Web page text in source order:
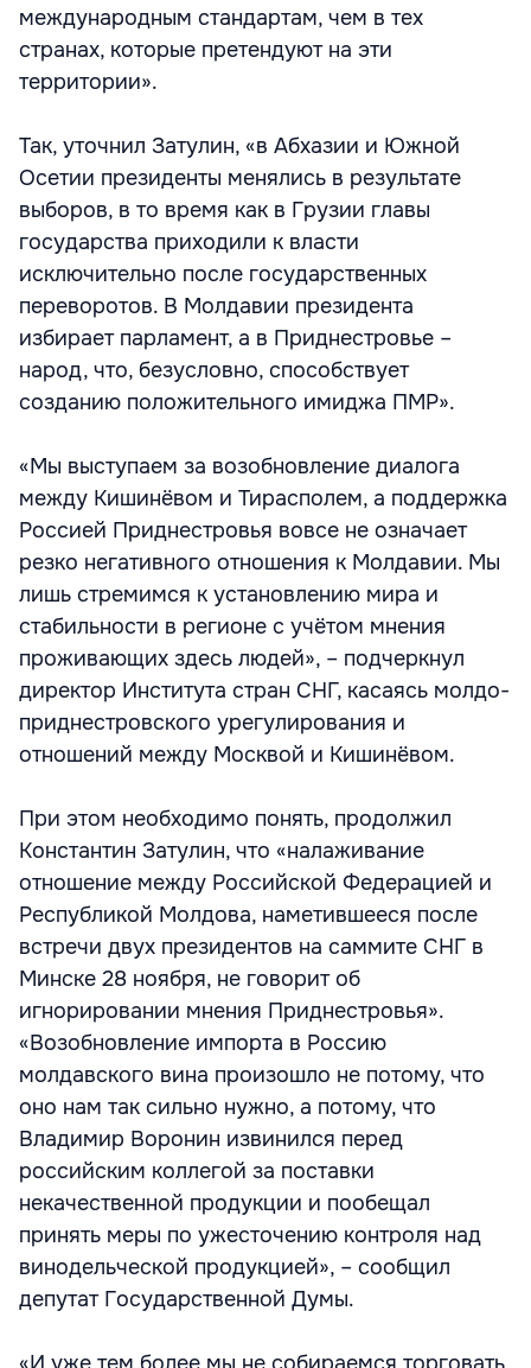
международным стандартам, чем в тех
странах, которые претендуют на эти
территории».
Так, уточнил Затулин, «в Абхазии и Южной
Осетии президенты менялись в результате
выборов, в то время как в Грузии главы
государства приходили к власти
исключительно после государственных
переворотов. В Молдавии президента
избирает парламент, а в Приднестровье –
народ, что, безусловно, способствует
созданию положительного имиджа ПМР».
«Мы выступаем за возобновление диалога
между Кишинёвом и Тирасполем, а поддержка
Россией Приднестровья вовсе не означает
резко негативного отношения к Молдавии. Мы
лишь стремимся к установлению мира и
стабильности в регионе с учётом мнения
проживающих здесь людей», – подчеркнул
директор Института стран СНГ, касаясь молдо-
приднестровского урегулирования и
отношений между Москвой и Кишинёвом.
При этом необходимо понять, продолжил
Константин Затулин, что «налаживание
отношение между Российской Федерацией и
Республикой Молдова, наметившееся после
встречи двух президентов на саммите СНГ в
Минске 28 ноября, не говорит об
игнорировании мнения Приднестровья».
«Возобновление импорта в Россию
молдавского вина произошло не потому, что
оно нам так сильно нужно, а потому, что
Владимир Воронин извинился перед
российским коллегой за поставки
некачественной продукции и пообещал
принять меры по ужесточению контроля над
винодельческой продукцией», – сообщил
депутат Государственной Думы.